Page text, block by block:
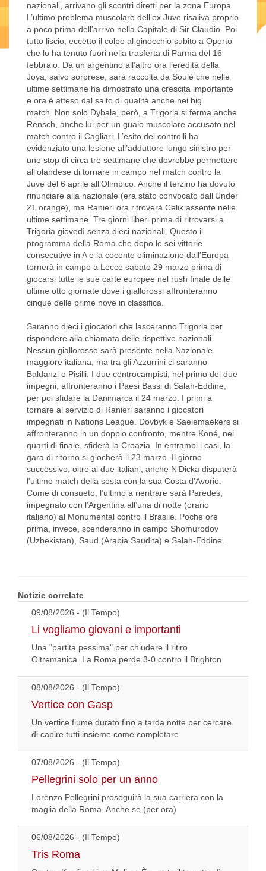
nazionali, arrivano gli scontri diretti per la zona Europa.
L’ultimo problema muscolare dell’ex Juve risaliva proprio
a poco prima dell’arrivo nella Capitale di Sir Claudio. Poi
tutto liscio, eccetto il colpo al ginocchio subito a Oporto
che lo ha tenuto fuori nella trasferta di Parma del 16
febbraio. Da un argentino all’altro ora l’eredità della
Joya, salvo sorprese, sarà raccolta da Soulé che nelle
ultime settimane ha dimostrato una crescita importante
e ora è atteso dal salto di qualità anche nei big
match. Non solo Dybala, però, a Trigoria si ferma anche
Rensch, anche lui per un guaio muscolare accusato nel
match contro il Cagliari. L’esito dei controlli ha
evidenziato una lesione all’adduttore lungo sinistro per
uno stop di circa tre settimane che dovrebbe permettere
all’olandese di tornare in campo nel match contro la
Juve del 6 aprile all’Olimpico. Anche il terzino ha dovuto
rinunciare alla nazionale (era stato convocato dall’Under
21 orange), ma Ranieri ora ritroverà Celik assente nelle
ultime settimane. Tre giorni liberi prima di ritrovarsi a
Trigoria giovedì senza dieci nazionali. Questo il
programma della Roma che dopo le sei vittorie
consecutive in A e la cocente eliminazione dall’Europa
tornerà in campo a Lecce sabato 29 marzo prima di
giocarsi tutte le sue carte europee nel rush finale delle
ultime otto giornate dove i giallorossi affronteranno
cinque delle prime nove in classifica.
Saranno dieci i giocatori che lasceranno Trigoria per
rispondere alla chiamata delle rispettive nazionali.
Nessun giallorosso sarà presente nella Nazionale
maggiore italiana, ma tra gli Azzurrini ci saranno
Baldanzi e Pisilli. I due centrocampisti, nel primo dei due
impegni, affronteranno i Paesi Bassi di Salah-Eddine,
per poi sfidare la Danimarca il 24 marzo. I primi a
tornare al servizio di Ranieri saranno i giocatori
impegnati in Nations League. Dovbyk e Saelemaekers si
affronteranno in un doppio confronto, mentre Koné, nei
quarti di finale, sfiderà la Croazia. In entrambi i casi, la
gara di ritorno si giocherà il 23 marzo. Il giorno
successivo, oltre ai due italiani, anche N’Dicka disputerà
l’ultimo match della sosta con la sua Costa d’Avorio.
Come di consueto, l’ultimo a rientrare sarà Paredes,
impegnato con l’Argentina all’una di notte (orario
italiano) al Monumental contro il Brasile. Poche ore
prima, invece, scenderanno in campo Shomurodov
(Uzbekistan), Saud (Arabia Saudita) e Salah-Eddine.
Notizie correlate
09/08/2026 - (Il Tempo)
Li vogliamo giovani e importanti
Una "partita pessima" per chiudere il ritiro
Oltremanica. La Roma perde 3-0 contro il Brighton
08/08/2026 - (Il Tempo)
Vertice con Gasp
Un vertice fiume durato fino a tarda notte per cercare
di capire tutti insieme come completare
07/08/2026 - (Il Tempo)
Pellegrini solo per un anno
Lorenzo Pellegrini proseguirà la sua carriera con la
maglia della Roma. Anche se (per ora)
06/08/2026 - (Il Tempo)
Tris Roma